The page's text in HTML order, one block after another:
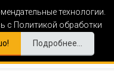
технологии.
с Политикой обработки
Подробнее...